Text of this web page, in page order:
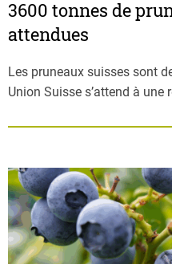
3600 tonnes de
attendues
Les pruneaux suisses sont
Union Suisse s’attend à une